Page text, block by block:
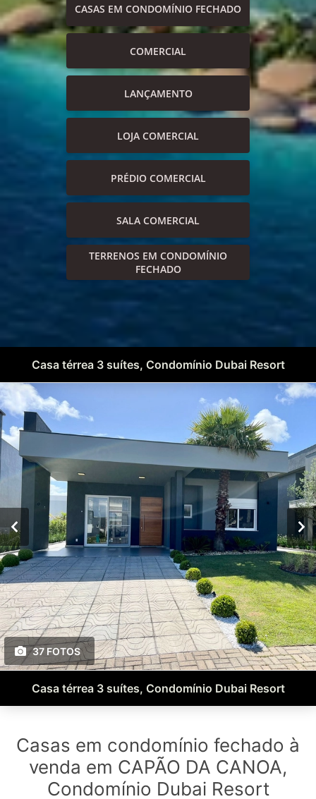
CASAS EM CONDOMÍNIO FECHADO
COMERCIAL
LANÇAMENTO
LOJA COMERCIAL
PRÉDIO COMERCIAL
SALA COMERCIAL
TERRENOS EM CONDOMÍNIO
FECHADO
Casa térrea 3 suítes, Condomínio Dubai Resort
37 FOTOS
Casa térrea 3 suítes, Condomínio Dubai Resort
Casas em condomínio fechado à
venda em CAPÃO DA CANOA,
Condomínio Dubai Resort